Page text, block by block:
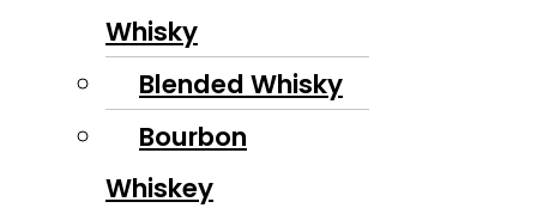
Whisky
Blended Whisky
Bourbon
Whiskey